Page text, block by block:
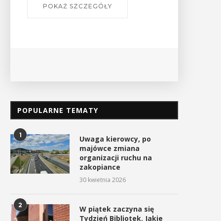
POPULARNE TEMATY
1
Uwaga kierowcy, po
majówce zmiana
organizacji ruchu na
zakopiance
30 kwietnia 2026
2
W piątek zaczyna się
Tydzień Bibliotek. Jakie